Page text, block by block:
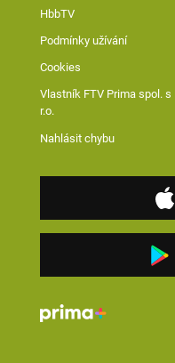
HbbTV
Podmínky užívání
Cookies
Vlastník FTV Prima spol. s
r.o.
Nahlásit chybu